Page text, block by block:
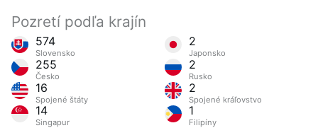
Pozretí podľa krajín
574
Slovensko
255
Česko
16
Spojené štáty
14
Singapur
2
Japonsko
2
Rusko
2
Spojené kráľovstvo
1
Filipíny